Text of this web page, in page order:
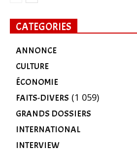
CATEGORIES
ANNONCE
CULTURE
ÉCONOMIE
FAITS-DIVERS (1 059)
GRANDS DOSSIERS
INTERNATIONAL
INTERVIEW